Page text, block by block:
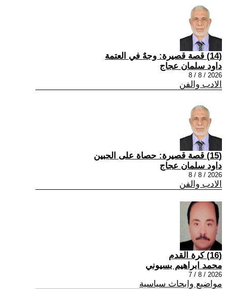
(14) قصة قصيرة: وجهٌ في العتمة
داود سلمان عجاج
2026 / 8 / 8
الادب والفن
(15) قصة قصيرة: حصاة على الجبين
داود سلمان عجاج
2026 / 8 / 8
الادب والفن
(16) كرة القدم
محمد ابراهيم بسيوني
2026 / 8 / 7
مواضيع وابحاث سياسية